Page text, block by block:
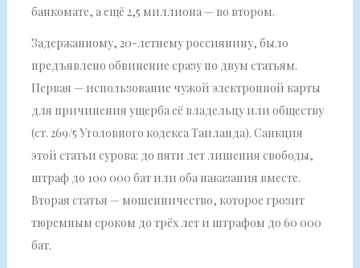
банкомате, а ещё 2,5 миллиона — во втором.
Задержанному, 20-летнему россиянину, было
предъявлено обвинение сразу по двум статьям.
Первая — использование чужой электронной карты
для причинения ущерба её владельцу или обществу
(ст. 269/5 Уголовного кодекса Таиланда). Санкция
этой статьи сурова: до пяти лет лишения свободы,
штраф до 100 000 бат или оба наказания вместе.
Вторая статья — мошенничество, которое грозит
тюремным сроком до трёх лет и штрафом до 60 000
бат.